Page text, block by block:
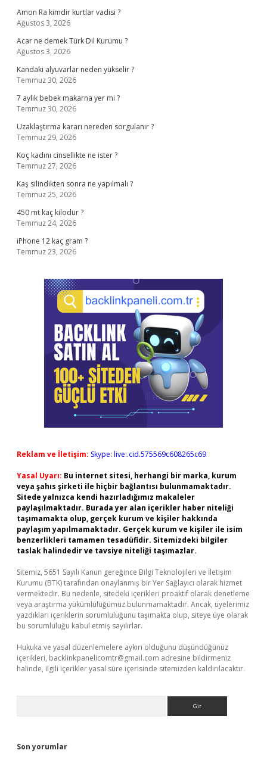
Amon Ra kimdir kurtlar vadisi ?
Ağustos 3, 2026
Acar ne demek Türk Dil Kurumu ?
Ağustos 3, 2026
Kandaki alyuvarlar neden yükselir ?
Temmuz 30, 2026
7 aylık bebek makarna yer mi ?
Temmuz 30, 2026
Uzaklaştırma kararı nereden sorgulanır ?
Temmuz 29, 2026
Koç kadını cinsellikte ne ister ?
Temmuz 27, 2026
Kaş silindikten sonra ne yapılmalı ?
Temmuz 25, 2026
450 mt kaç kilodur ?
Temmuz 24, 2026
iPhone 12 kaç gram ?
Temmuz 23, 2026
Reklam ve İletişim: Skype: live:.cid.575569c608265c69
Yasal Uyarı: Bu internet sitesi, herhangi bir marka, kurum
veya şahıs şirketi ile hiçbir bağlantısı bulunmamaktadır.
Sitede yalnızca kendi hazırladığımız makaleler
paylaşılmaktadır. Burada yer alan içerikler haber niteliği
taşımamakta olup, gerçek kurum ve kişiler hakkında
paylaşım yapılmamaktadır. Gerçek kurum ve kişiler ile isim
benzerlikleri tamamen tesadüfidir. Sitemizdeki bilgiler
taslak halindedir ve tavsiye niteliği taşımazlar.
Sitemiz, 5651 Sayılı Kanun gereğince Bilgi Teknolojileri ve İletişim
Kurumu (BTK) tarafından onaylanmış bir Yer Sağlayıcı olarak hizmet
vermektedir. Bu nedenle, sitedeki içerikleri proaktif olarak denetleme
veya araştırma yükümlülüğümüz bulunmamaktadır. Ancak, üyelerimiz
yazdıkları içeriklerin sorumluluğunu taşımakta olup, siteye üye olarak
bu sorumluluğu kabul etmiş sayılırlar.
Hukuka ve yasal düzenlemelere aykırı olduğunu düşündüğünüz
içerikleri, backlinkpanelicomtr@gmail.com adresine bildirmeniz
halinde, ilgili içerikler yasal süre içerisinde sitemizden kaldırılacaktır.
Son yorumlar